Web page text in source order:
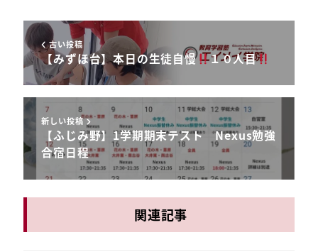
古い投稿
【みずほ台】本日の生徒自慢 １０人目
新しい投稿
【ふじみ野】1学期期末テスト Nexus勉強
合宿日程
関連記事